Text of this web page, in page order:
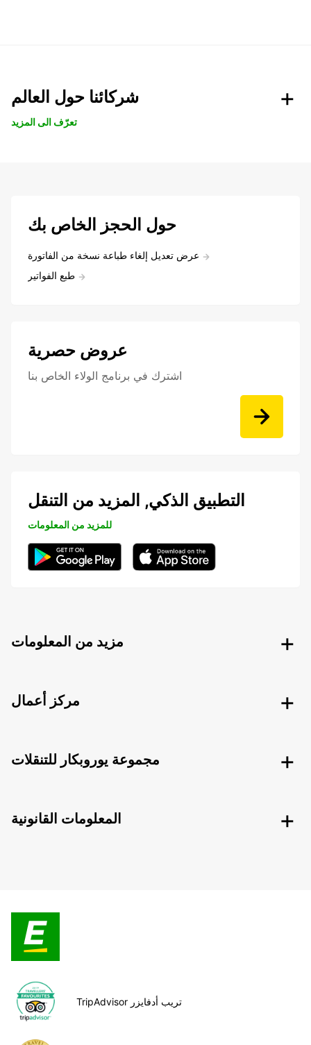
شركائنا حول العالم
تعرّف الى المزيد
حول الحجز الخاص بك
عرض تعديل إلغاء طباعة نسخة من الفاتورة
طبع الفواتير
عروض حصرية
اشترك في برنامج الولاء الخاص بنا
التطبيق الذكي, المزيد من التنقل
للمزيد من المعلومات
مزيد من المعلومات
مركز أعمال
مجموعة يوروبكار للتنقلات
المعلومات القانونية
TripAdvisor تريب أدفايزر